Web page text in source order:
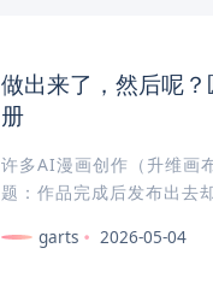
做出来了，然后呢
册
许多AI漫画创作（升维画
题：作品完成后发布出去
garts
2026-05-04